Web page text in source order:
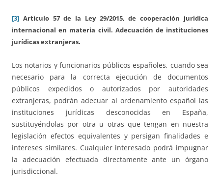
[3] Artículo 57 de la Ley 29/2015, de cooperación jurídica
internacional en materia civil. Adecuación de instituciones
jurídicas extranjeras.
Los notarios y funcionarios públicos españoles, cuando sea
necesario para la correcta ejecución de documentos
públicos expedidos o autorizados por autoridades
extranjeras, podrán adecuar al ordenamiento español las
instituciones jurídicas desconocidas en España,
sustituyéndolas por otra u otras que tengan en nuestra
legislación efectos equivalentes y persigan finalidades e
intereses similares. Cualquier interesado podrá impugnar
la adecuación efectuada directamente ante un órgano
jurisdiccional.